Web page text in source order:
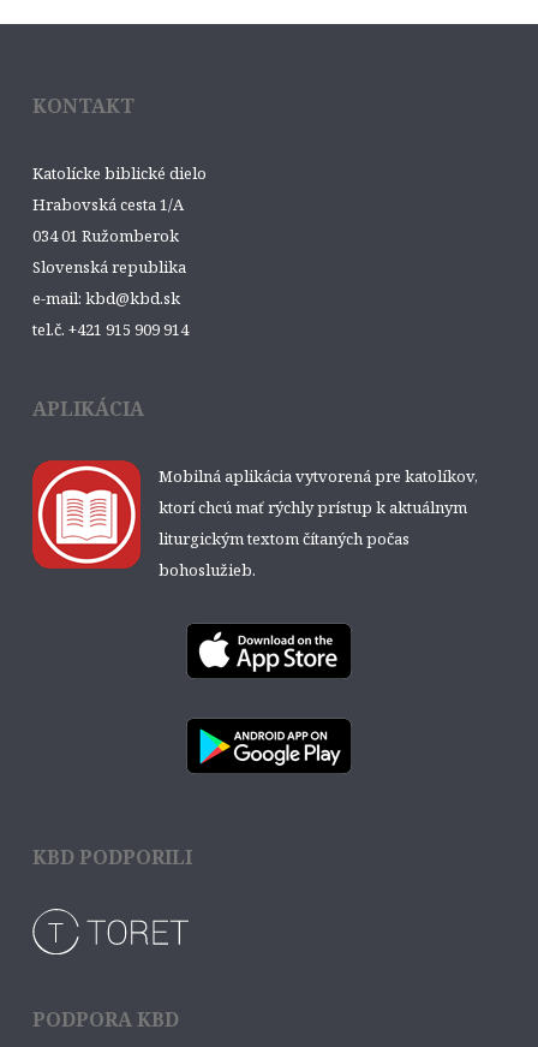
KONTAKT
Katolícke biblické dielo
Hrabovská cesta 1/A
034 01 Ružomberok
Slovenská republika
e-mail: kbd@kbd.sk
tel.č. +421 915 909 914
APLIKÁCIA
Mobilná aplikácia vytvorená pre katolíkov,
ktorí chcú mať rýchly prístup k aktuálnym
liturgickým textom čítaných počas
bohoslužieb.
KBD PODPORILI
PODPORA KBD